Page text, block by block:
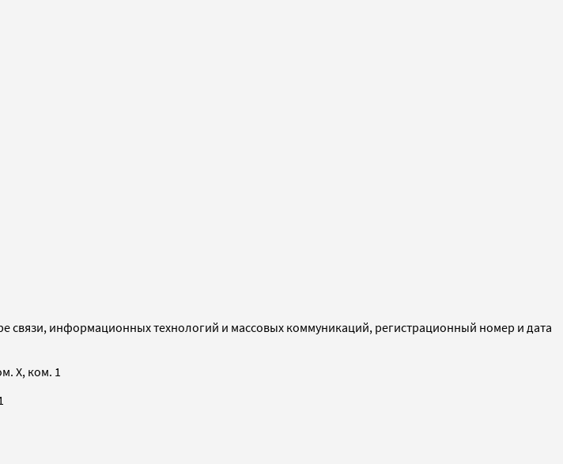
связи, информационных технологий и массовых коммуникаций, регистрационный номер и дата
X, ком. 1